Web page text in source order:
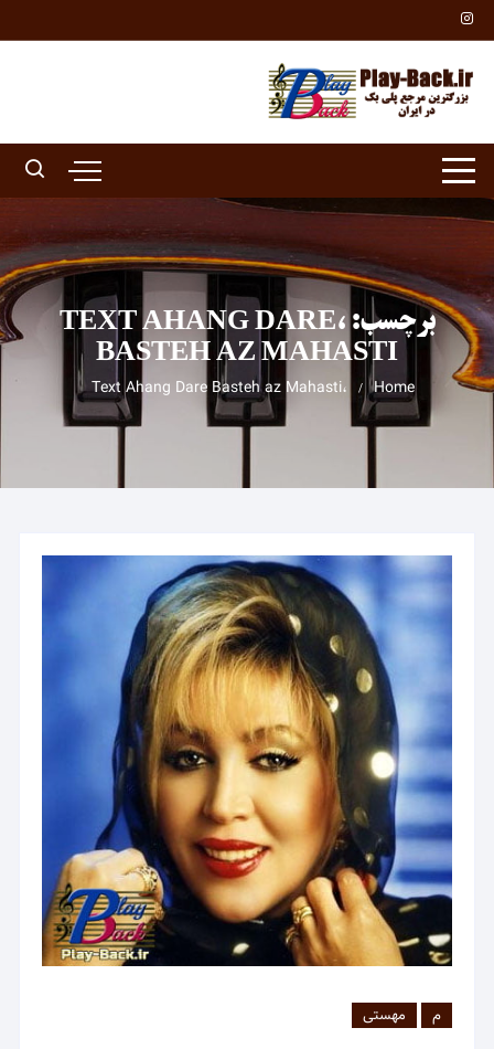
Skip
to
content
برچسب: ،TEXT AHANG DARE
BASTEH AZ MAHASTI
Home ،Text Ahang Dare Basteh az Mahasti
م مهستی